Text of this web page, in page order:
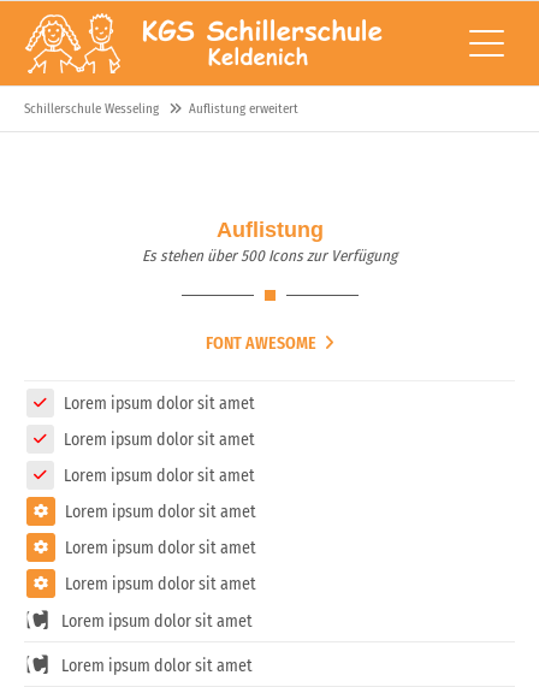
Schillerschule Wesseling Auflistung erweitert
Auflistung
Es stehen über 500 Icons zur Verfügung
FONT AWESOME
Lorem ipsum dolor sit amet
Lorem ipsum dolor sit amet
Lorem ipsum dolor sit amet
Lorem ipsum dolor sit amet
Lorem ipsum dolor sit amet
Lorem ipsum dolor sit amet
Lorem ipsum dolor sit amet
Lorem ipsum dolor sit amet